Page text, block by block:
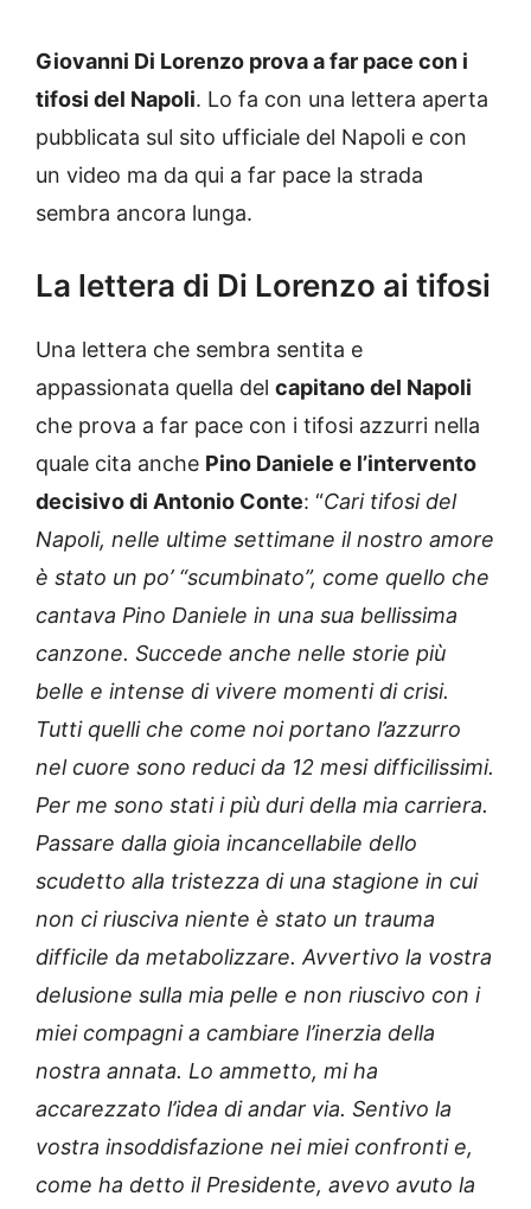
Giovanni Di Lorenzo prova a far pace con i
tifosi del Napoli. Lo fa con una lettera aperta
pubblicata sul sito ufficiale del Napoli e con
un video ma da qui a far pace la strada
sembra ancora lunga.
La lettera di Di Lorenzo ai tifosi
Una lettera che sembra sentita e
appassionata quella del capitano del Napoli
che prova a far pace con i tifosi azzurri nella
quale cita anche Pino Daniele e l’intervento
decisivo di Antonio Conte: “Cari tifosi del
Napoli, nelle ultime settimane il nostro amore
è stato un po’ “scumbinato”, come quello che
cantava Pino Daniele in una sua bellissima
canzone. Succede anche nelle storie più
belle e intense di vivere momenti di crisi.
Tutti quelli che come noi portano l’azzurro
nel cuore sono reduci da 12 mesi difficilissimi.
Per me sono stati i più duri della mia carriera.
Passare dalla gioia incancellabile dello
scudetto alla tristezza di una stagione in cui
non ci riusciva niente è stato un trauma
difficile da metabolizzare. Avvertivo la vostra
delusione sulla mia pelle e non riuscivo con i
miei compagni a cambiare l’inerzia della
nostra annata. Lo ammetto, mi ha
accarezzato l’idea di andar via. Sentivo la
vostra insoddisfazione nei miei confronti e,
come ha detto il Presidente, avevo avuto la